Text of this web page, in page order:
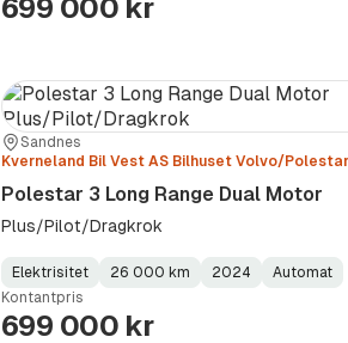
699 000 kr
Sted:
Sandnes
Forhandler:
Kverneland Bil Vest AS Bilhuset Volvo/Polestar
Polestar 3 Long Range Dual Motor
Plus/Pilot/Dragkrok
Fuel
Type:
Elektrisitet
Kilometerstand:
26 000 km
Model
Year:
2024
Gearbox
Type:
Automat
Kontantpris
699 000 kr